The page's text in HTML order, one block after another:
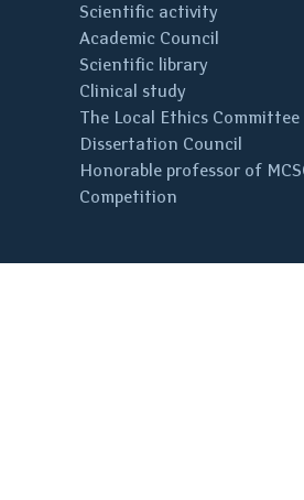
Scientific activity
Academic Council
Scientific library
Clinical study
The Local Ethics Committee
Dissertation Council
Honorable professor of
Competition